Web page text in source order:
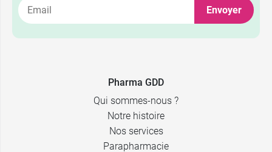
0,5-10 kg
Envoyer
Pharma GDD
Qui sommes-nous ?
Notre histoire
Nos services
Parapharmacie